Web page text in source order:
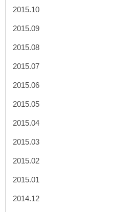
2015.10
2015.09
2015.08
2015.07
2015.06
2015.05
2015.04
2015.03
2015.02
2015.01
2014.12